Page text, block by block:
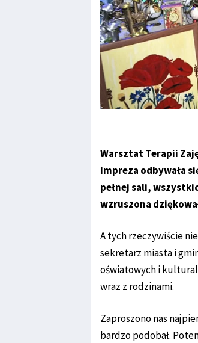
Warsztat Terapii
Impreza odbywała
pełnej sali,
wzruszona
A tych rzeczywiście
sekretarz miasta i
oświatowych i
wraz z rodzinami.
Zaproszono nas
bardzo podobał.